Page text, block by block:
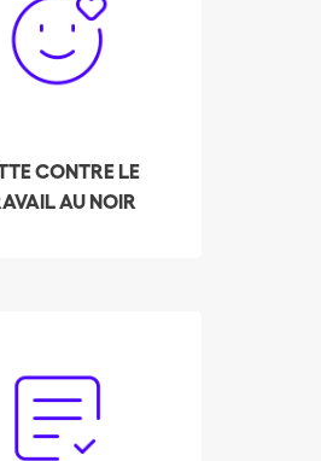
CONTRE LE
AU NOIR
a permis à plus
femmes de
de quitter le
de
privé.
de fiducie
en votre nom
et du